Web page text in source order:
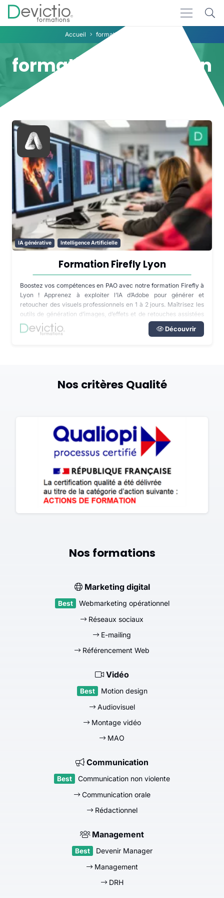
Accueil formation PAO IA Lyon
formation PAO IA Lyon
IA générative Intelligence Artificielle
Formation Firefly Lyon
Boostez vos compétences en PAO avec notre formation Firefly à
Lyon ! Apprenez à exploiter l’IA d’Adobe pour générer et
retoucher des visuels professionnels en 1 à 2 jours. Maîtrisez les
outils de génération d’images, d’effets et de retouches assistées
par intelligence artificielle pour gagner en créativité et en
productivité. Découvrez comment intégrer Firefly efficacement
Découvrir
Nos critères Qualité
Nos formations
Marketing digital
Webmarketing opérationnel
Réseaux sociaux
E-mailing
Référencement Web
Vidéo
Motion design
Audiovisuel
Montage vidéo
MAO
Communication
Communication non violente
Communication orale
Rédactionnel
Management
Devenir Manager
Management
DRH